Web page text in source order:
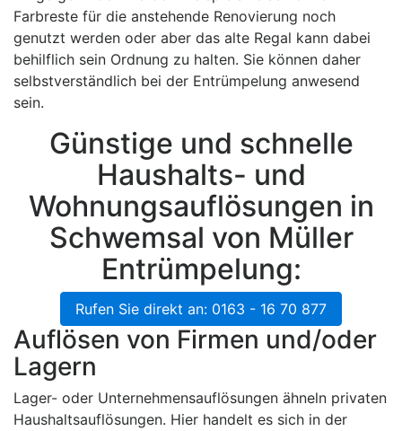
Farbreste für die anstehende Renovierung noch
genutzt werden oder aber das alte Regal kann dabei
behilflich sein Ordnung zu halten. Sie können daher
selbstverständlich bei der Entrümpelung anwesend
sein.
Günstige und schnelle
Haushalts- und
Wohnungsauflösungen in
Schwemsal von Müller
Entrümpelung:
Rufen Sie direkt an: 0163 - 16 70 877
Auflösen von Firmen und/oder
Lagern
Lager- oder Unternehmensauflösungen ähneln privaten
Haushaltsauflösungen. Hier handelt es sich in der